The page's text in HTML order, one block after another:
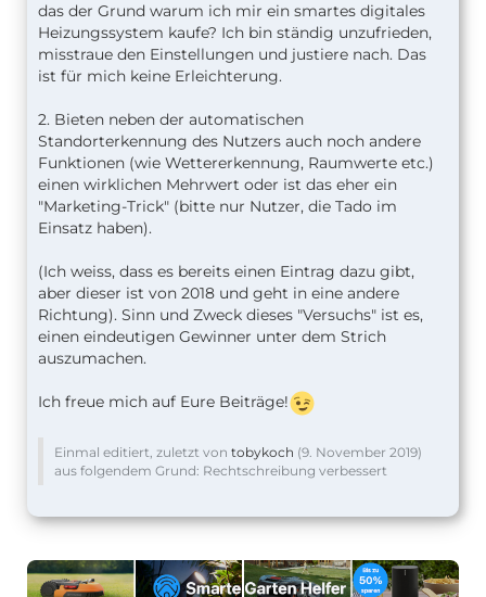
das der Grund warum ich mir ein smartes digitales
Heizungssystem kaufe? Ich bin ständig unzufrieden,
misstraue den Einstellungen und justiere nach. Das
ist für mich keine Erleichterung.
2. Bieten neben der automatischen
Standorterkennung des Nutzers auch noch andere
Funktionen (wie Wettererkennung, Raumwerte etc.)
einen wirklichen Mehrwert oder ist das eher ein
"Marketing-Trick" (bitte nur Nutzer, die Tado im
Einsatz haben).
(Ich weiss, dass es bereits einen Eintrag dazu gibt,
aber dieser ist von 2018 und geht in eine andere
Richtung). Sinn und Zweck dieses "Versuchs" ist es,
einen eindeutigen Gewinner unter dem Strich
auszumachen.
Ich freue mich auf Eure Beiträge!
Einmal editiert, zuletzt von tobykoch (9. November 2019)
aus folgendem Grund: Rechtschreibung verbessert